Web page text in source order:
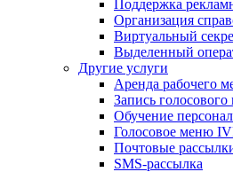
Поддержка
Организация
Виртуальный
Выделенный
Другие услуги
Аренда рабочего
Запись голосового
Обучение
Голосовое меню
Почтовые
SMS-рассылка